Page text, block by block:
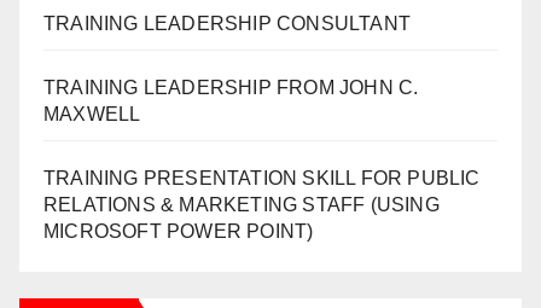
TRAINING LEADERSHIP CONSULTANT
TRAINING LEADERSHIP FROM JOHN C.
MAXWELL
TRAINING PRESENTATION SKILL FOR PUBLIC
RELATIONS & MARKETING STAFF (USING
MICROSOFT POWER POINT)